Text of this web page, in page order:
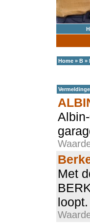
Home » B »
Met
loopt.